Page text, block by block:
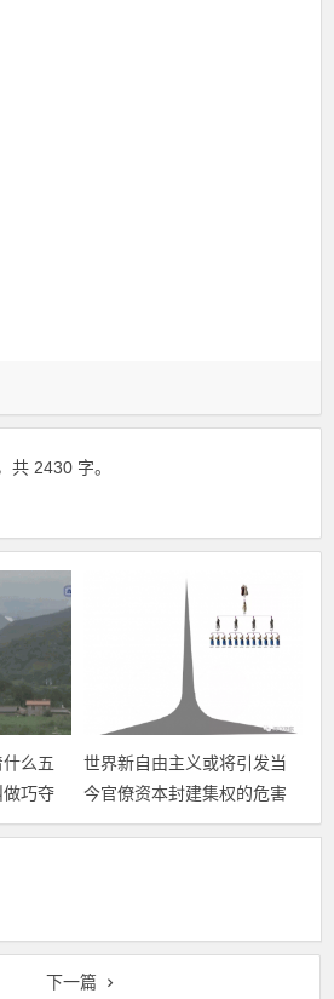
共 2430 字。
么五
巧夺
世界新自由主义或将引发当
今官僚资本封建集权的危害
分析！
下一篇